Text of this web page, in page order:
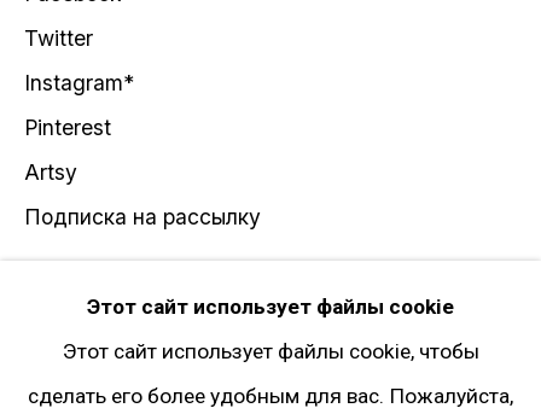
Twitter
Instagram*
Pinterest
Artsy
Подписка на рассылку
* принадлежит компании Meta, признанной
экстремистской и запрещённой на территории
РФ
Этот сайт использует файлы cookie
Этот сайт использует файлы cookie, чтобы
сделать его более удобным для вас. Пожалуйста,